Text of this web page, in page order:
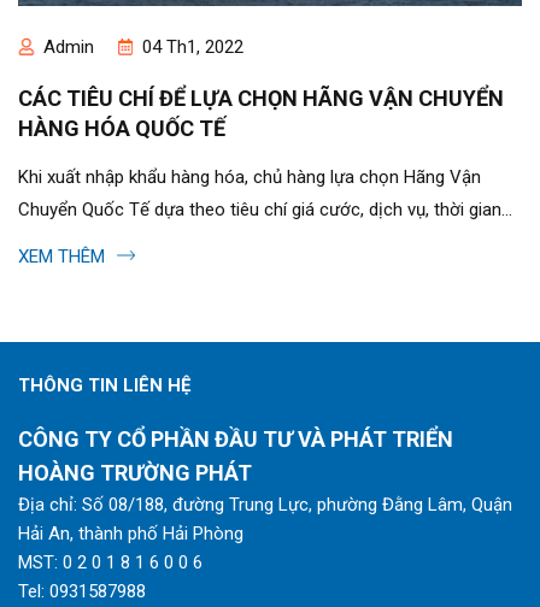
Admin 04 Th1, 2022
CÁC TIÊU CHÍ ĐỂ LỰA CHỌN HÃNG VẬN CHUYỂN
HÀNG HÓA QUỐC TẾ
Khi xuất nhập khẩu hàng hóa, chủ hàng lựa chọn Hãng Vận
Chuyển Quốc Tế dựa theo tiêu chí giá cước, dịch vụ, thời gian
vận chuyển hay thương hiệu…?...
XEM THÊM
THÔNG TIN LIÊN HỆ
CÔNG TY CỔ PHẦN ĐẦU TƯ VÀ PHÁT TRIỂN
HOÀNG TRƯỜNG PHÁT
Địa chỉ: Số 08/188, đường Trung Lực, phường Đằng Lâm, Quận
Hải An, thành phố Hải Phòng
MST: 0 2 0 1 8 1 6 0 0 6
Tel: 0931587988